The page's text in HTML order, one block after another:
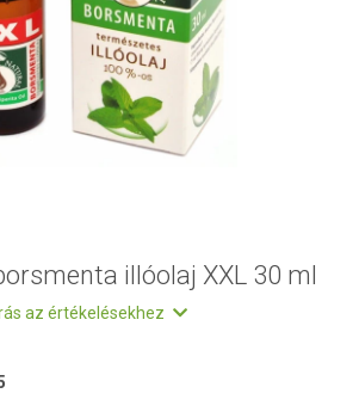
illóolaj XXL 30 ml
az értékelésekhez